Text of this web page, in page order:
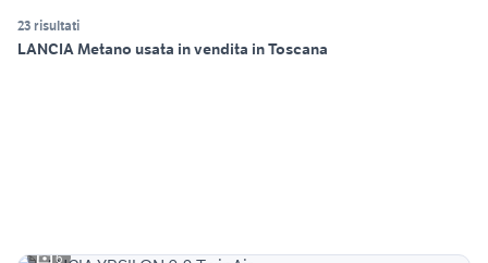
23 risultati
LANCIA Metano usata in vendita in Toscana
6